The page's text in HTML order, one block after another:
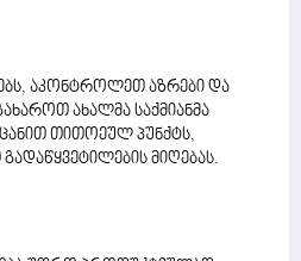
აკონტროლეთ აზრები და
ახალმა საქმიანმა
თითოეულ პუნქტს,
მიღებას.